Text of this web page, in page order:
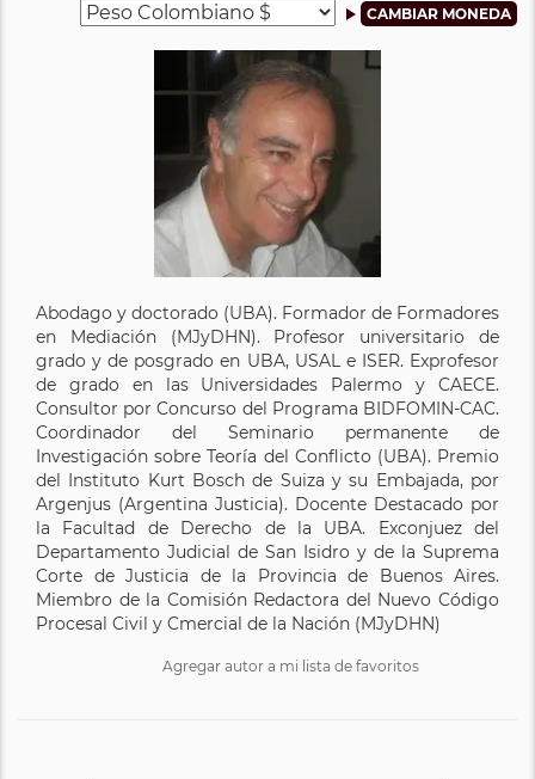
Abodago y doctorado (UBA). Formador de Formadores
en Mediación (MJyDHN). Profesor universitario de
grado y de posgrado en UBA, USAL e ISER. Exprofesor
de grado en las Universidades Palermo y CAECE.
Consultor por Concurso del Programa BIDFOMIN-CAC.
Coordinador del Seminario permanente de
Investigación sobre Teoría del Conflicto (UBA). Premio
del Instituto Kurt Bosch de Suiza y su Embajada, por
Argenjus (Argentina Justicia). Docente Destacado por
la Facultad de Derecho de la UBA. Exconjuez del
Departamento Judicial de San Isidro y de la Suprema
Corte de Justicia de la Provincia de Buenos Aires.
Miembro de la Comisión Redactora del Nuevo Código
Procesal Civil y Cmercial de la Nación (MJyDHN)
Agregar autor a mi lista de favoritos